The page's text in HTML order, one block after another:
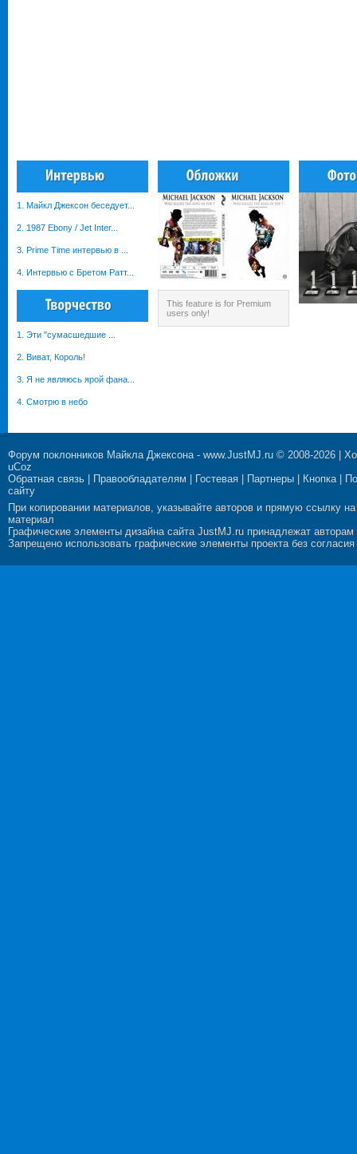
1. Майкл Джексон беседует...
2. 1987 Ebony / Jet Inter...
3. Prime Time интервью в ...
4. Интервью с Бретом Ратт...
1. Эти "сумасшедшие ...
2. Виват, Король!
3. Я не являюсь ярой фана...
4. Смотрю в небо
This feature is for Premium
users only!
Форум поклонников Майкла Джексона- www.JustMJ.ru © 2008-2026 |
uCoz
Обратная связь
Правообладателям Гостевая Партнеры Кнопка|
сайту
При копировании материалов, указывайте авторов и прямую ссылку на
материал
Графические элементы дизайна сайта JustMJ.ru принадлежат авторам
Запрещено использовать графические элементы проекта без согласия